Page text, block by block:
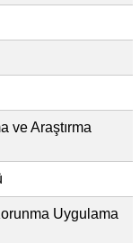
ve Araştırma
Uygulama